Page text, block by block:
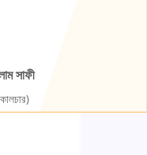
সাফী